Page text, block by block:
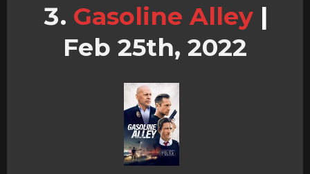
Gasoline Alley |
Feb 25th, 2022